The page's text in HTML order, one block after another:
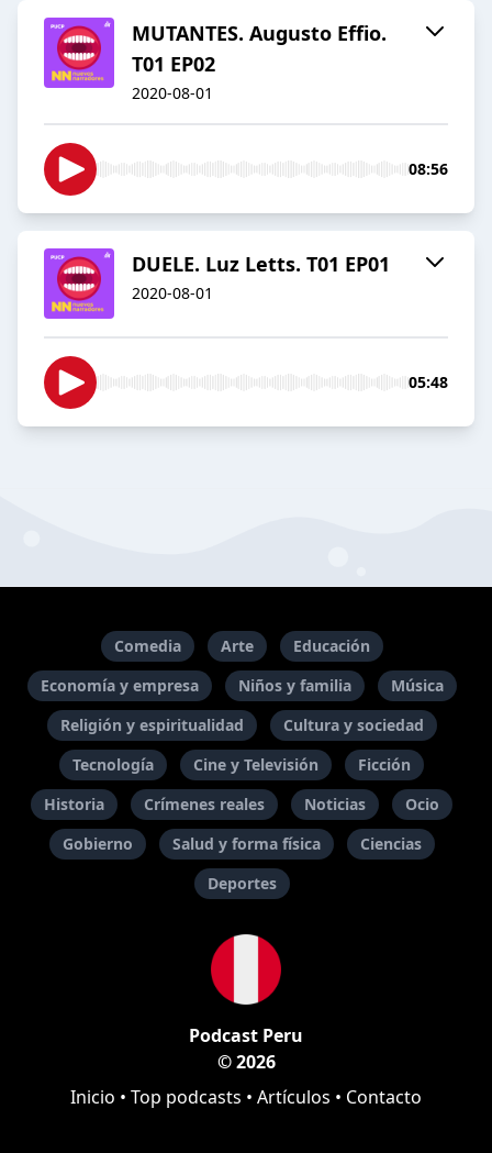
MUTANTES. Augusto Effio.
T01 EP02
2020-08-01
08:56
DUELE. Luz Letts. T01 EP01
2020-08-01
05:48
Comedia Arte
Educación
Economía y empresa
Niños y familia
Música
Religión y espiritualidad
Cultura y sociedad
Tecnología
Cine y Televisión
Ficción
Historia
Crímenes reales Noticias
Ocio
Gobierno
Salud y forma física
Ciencias
Deportes
Podcast Peru
© 2026
Inicio • Top podcasts • Artículos • Contacto